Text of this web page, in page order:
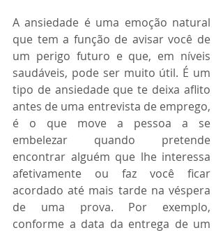
A ansiedade é uma emoção natural
que tem a função de avisar você de
um perigo futuro e que, em níveis
saudáveis, pode ser muito útil. É um
tipo de ansiedade que te deixa aflito
antes de uma entrevista de emprego,
é o que move a pessoa a se
embelezar quando pretende
encontrar alguém que lhe interessa
afetivamente ou faz você ficar
acordado até mais tarde na véspera
de uma prova. Por exemplo,
conforme a data da entrega de um